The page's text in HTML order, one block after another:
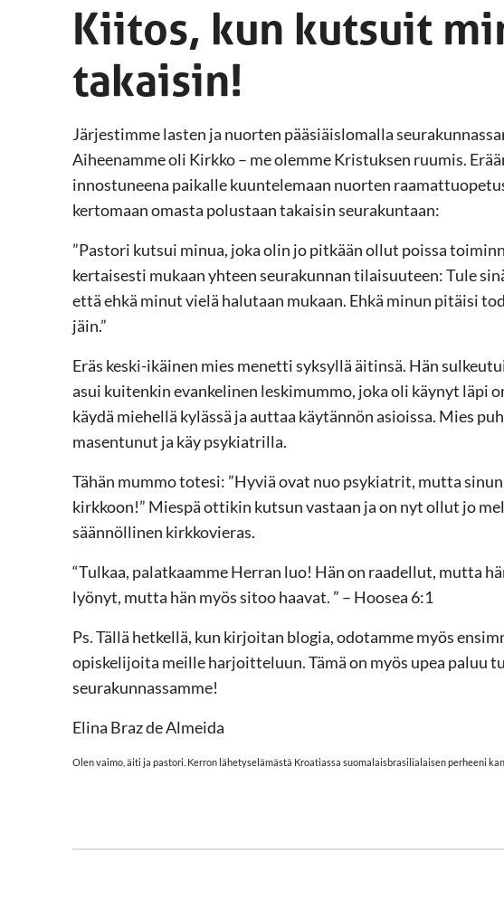
Kiitos, kun kutsuit
takaisin!
Järjestimme lasten ja nuorten pääsiäislomalla
Aiheenamme oli Kirkko – me olemme Kristuksen ruumis.
innostuneena paikalle kuuntelemaan nuorten
kertomaan omasta polustaan takaisin seurakuntaan:
”Pastori kutsui minua, joka olin jo pitkään ollut poissa
kertaisesti mukaan yhteen seurakunnan tilaisuuteen: Tule
että ehkä minut vielä halutaan mukaan. Ehkä minun pitäisi
jäin.”
Eräs keski-ikäinen mies menetti syksyllä äitinsä. Hän
asui kuitenkin evankelinen leskimummo, joka oli käynyt läpi
käydä miehellä kylässä ja auttaa käytännön asioissa. Mies
masentunut ja käy psykiatrilla.
Tähän mummo totesi: ”Hyviä ovat nuo psykiatrit, mutta
kirkkoon!” Miespä ottikin kutsun vastaan ja on nyt ollut jo
säännöllinen kirkkovieras.
“Tulkaa, palatkaamme Herran luo! Hän on raadellut, mutta
lyönyt, mutta hän myös sitoo haavat. ” – Hoosea 6:1
Ps. Tällä hetkellä, kun kirjoitan blogia, odotamme myös
opiskelijoita meille harjoitteluun. Tämä on myös upea paluu
seurakunnassamme!
Elina Braz de Almeida
Olen vaimo, äiti ja pastori. Kerron lähetyselämästä Kroatiassa suomalaisbrasilialaisen perheeni